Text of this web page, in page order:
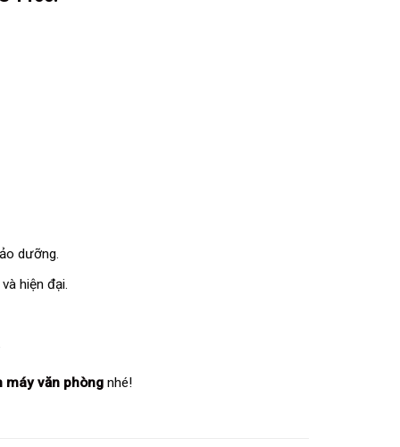
dưỡng.
hiện đại.
máy văn phòng nhé!